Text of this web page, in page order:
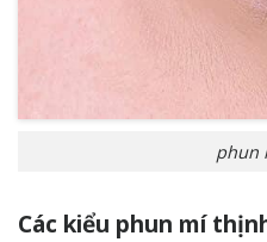
phun
Các kiểu phun mí